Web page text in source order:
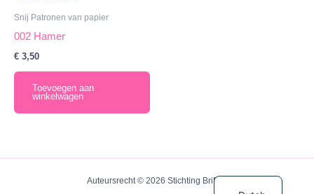
Snij Patronen van papier
002 Hamer
€ 3,50
Toevoegen aan
winkelwagen
Auteursrecht © 2026 Stichting BriBos